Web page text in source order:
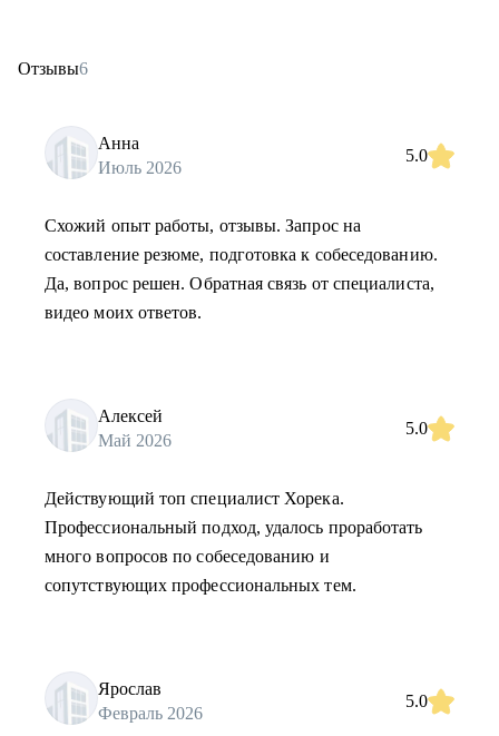
Отзывы6
Анна
Июль 2026
5.0
Схожий опыт работы, отзывы. Запрос на
составление резюме, подготовка к собеседованию.
Да, вопрос решен. Обратная связь от специалиста,
видео моих ответов.
Алексей
Май 2026
5.0
Действующий топ специалист Хорека.
Профессиональный подход, удалось проработать
много вопросов по собеседованию и
сопутствующих профессиональных тем.
Ярослав
Февраль 2026
5.0